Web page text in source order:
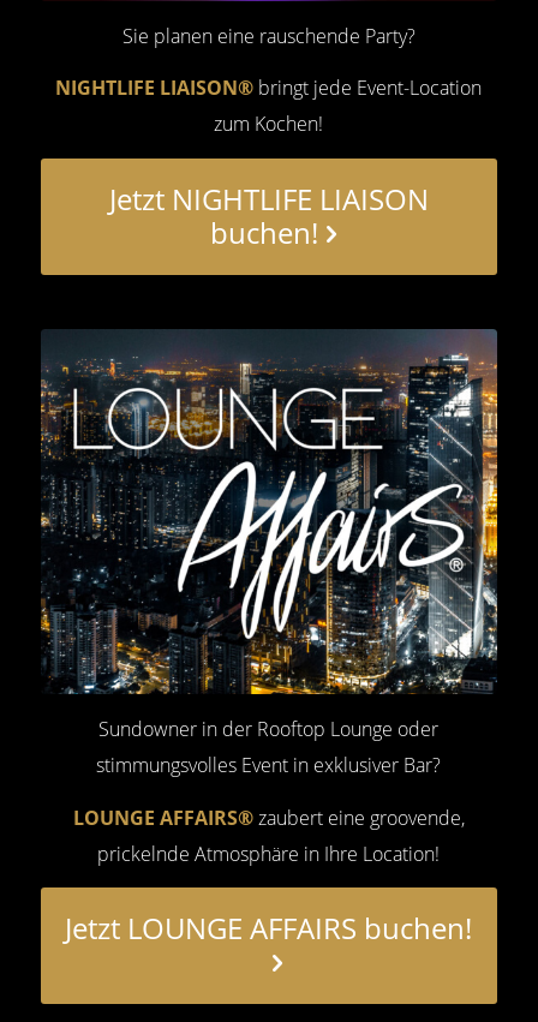
Sie planen eine rauschende Party?
NIGHTLIFE LIAISON® bringt jede Event-Location
zum Kochen!
Jetzt NIGHTLIFE LIAISON
buchen!
Sundowner in der Rooftop Lounge oder
stimmungsvolles Event in exklusiver Bar?
LOUNGE AFFAIRS®zaubert eine groovende,
prickelnde Atmosphäre in Ihre Location!
Jetzt LOUNGE AFFAIRS buchen!